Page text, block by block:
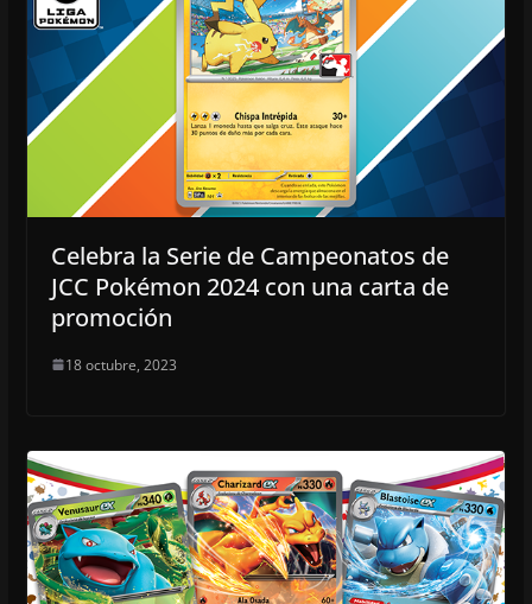
Celebra la Serie de Campeonatos de
JCC Pokémon 2024 con una carta de
promoción
18 octubre, 2023